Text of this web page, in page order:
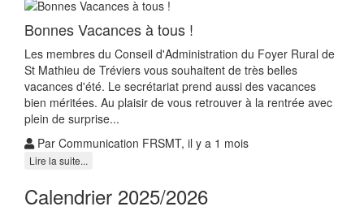
Bonnes Vacances à tous !
Les membres du Conseil d'Administration du Foyer Rural de
St Mathieu de Tréviers vous souhaitent de très belles
vacances d'été. Le secrétariat prend aussi des vacances
bien méritées. Au plaisir de vous retrouver à la rentrée avec
plein de surprise...
Par Communication FRSMT, il y a 1 mois
Lire la suite...
Calendrier 2025/2026